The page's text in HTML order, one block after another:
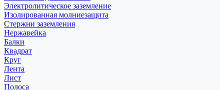
Электролитическое заземление
Изолированная молниезащита
Стержни заземления
Нержавейка
Балки
Квадрат
Круг
Лента
Лист
Полоса